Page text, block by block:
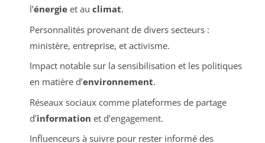
l’énergieet au climat.
Personnalités provenant de divers secteurs :
ministère, entreprise, et activisme.
Impact notable sur la sensibilisation et les politiques
en matière d’environnement.
Réseaux sociaux comme plateformes de partage
d’information et d’engagement.
Influenceurs à suivre pour rester informé des